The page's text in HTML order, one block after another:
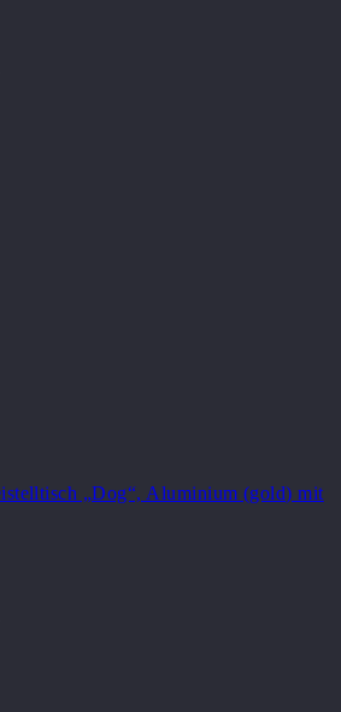
„Dog“, Aluminium (gold) mit